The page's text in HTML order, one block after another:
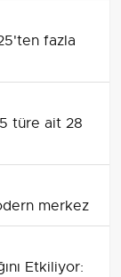
fazla
türe ait 28
merkez
Etkiliyor: